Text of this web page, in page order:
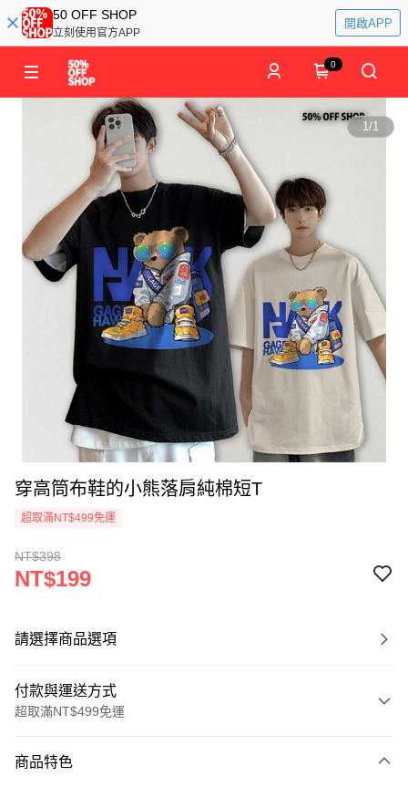
50 OFF SHOP
立刻使用官方APP
開啟APP
0
1/1
穿高筒布鞋的小熊落肩純棉短T
超取滿NT$499免運
NT$398
NT$199
請選擇商品選項
付款與運送方式
超取滿NT$499免運
信用卡一次付款
商品特色